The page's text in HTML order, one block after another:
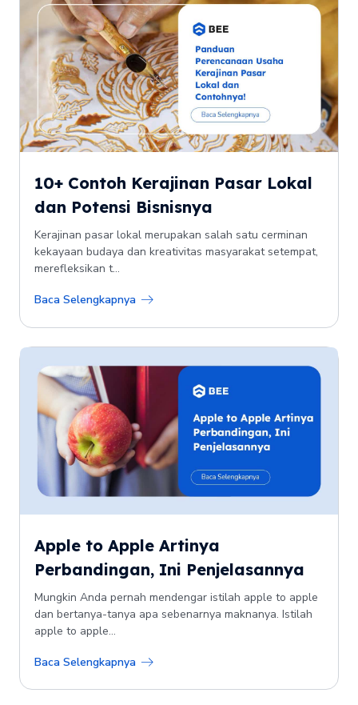
10+ Contoh Kerajinan Pasar Lokal
dan Potensi Bisnisnya
Kerajinan pasar lokal merupakan salah satu cerminan
kekayaan budaya dan kreativitas masyarakat setempat,
merefleksikan t...
Baca Selengkapnya
Apple to Apple Artinya
Perbandingan, Ini Penjelasannya
Mungkin Anda pernah mendengar istilah apple to apple
dan bertanya-tanya apa sebenarnya maknanya. Istilah
apple to apple...
Baca Selengkapnya